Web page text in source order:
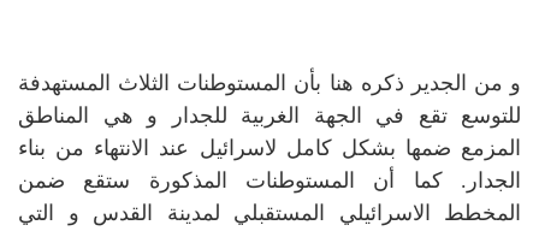
و من الجدير ذكره هنا بأن المستوطنات الثلاث المستهدفة
للتوسع تقع في الجهة الغربية للجدار و هي المناطق
المزمع ضمها بشكل كامل لاسرائيل عند الانتهاء من بناء
الجدار. كما أن المستوطنات المذكورة ستقع ضمن
المخطط الاسرائيلي المستقبلي لمدينة القدس و التي